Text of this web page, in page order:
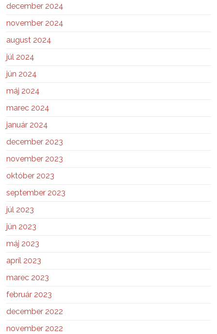
december 2024
november 2024
august 2024
júl 2024
jún 2024
máj 2024
marec 2024
január 2024
december 2023
november 2023
október 2023
september 2023
júl 2023
jún 2023
máj 2023
apríl 2023
marec 2023
február 2023
december 2022
november 2022